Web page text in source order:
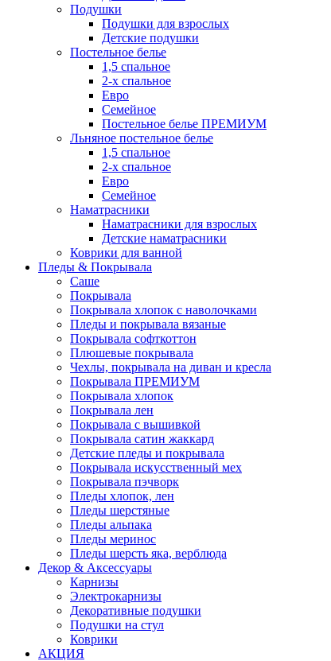
Подушки
Подушки для взрослых
Детские подушки
Постельное белье
1,5 спальное
2-х спальное
Евро
Семейное
Постельное белье ПРЕМИУМ
Льняное постельное белье
1,5 спальное
2-х спальное
Евро
Семейное
Наматрасники
Наматрасники для взрослых
Детские наматрасники
Коврики для ванной
Пледы & Покрывала
Саше
Покрывала
Покрывала хлопок с наволочками
Пледы и покрывала вязаные
Покрывала софткоттон
Плюшевые покрывала
Чехлы, покрывала на диван и кресла
Покрывала ПРЕМИУМ
Покрывала хлопок
Покрывала лен
Покрывала с вышивкой
Покрывала сатин жаккард
Детские пледы и покрывала
Покрывала искусственный мех
Покрывала пэчворк
Пледы хлопок, лен
Пледы шерстяные
Пледы альпака
Пледы меринос
Пледы шерсть яка, верблюда
Декор & Аксессуары
Карнизы
Электрокарнизы
Декоративные подушки
Подушки на стул
Коврики
АКЦИЯ